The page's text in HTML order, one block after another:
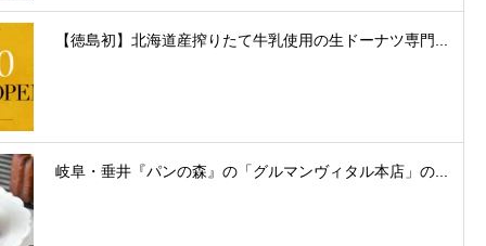
【徳島初】北海道産搾りたて牛乳使用の生ドーナツ専門...
岐阜・垂井『パンの森』の「グルマンヴィタル本店」の...